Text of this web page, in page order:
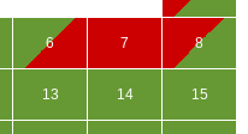
6 7 8
13 14 15